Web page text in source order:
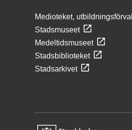
Medioteket,
Stadsmuseet
Medeltidsmuseet
Stadsbiblioteket
Stadsarkivet